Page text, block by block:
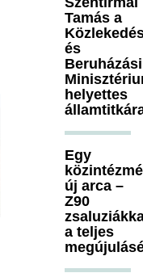
Tamás a
és
Beruházási
helyettes
Egy
új arca –
Z90
a teljes